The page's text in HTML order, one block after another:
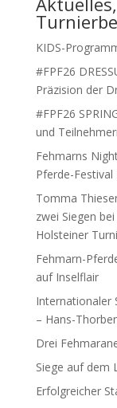
KIDS-
#FPF26
Präzision der
#FPF26
und
Fehmarns
Pferde-Festival
Tomma
zwei Siegen
Holsteiner
Fehmarn-
auf Inselflair
Internationaler
– Hans-
Drei
Siege auf dem
Erfolgreicher